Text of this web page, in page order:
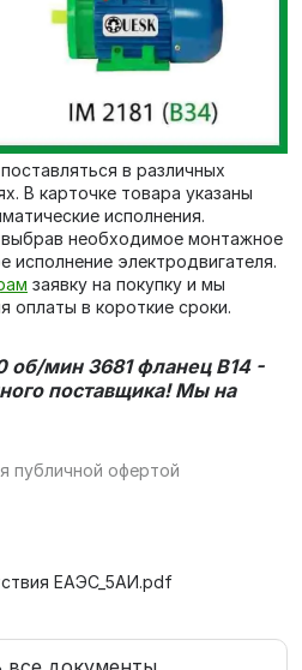
в различных
В карточке товара указаны
исполнения.
необходимое монтажное
исполнение электродвигателя.
заявку на покупку и мы
оплаты в короткие сроки.
об/мин 3681 фланец В14 -
поставщика! Мы на
публичной офертой
ЕАЭС_5АИ.pdf